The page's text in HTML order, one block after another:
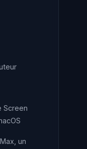
Screen
un